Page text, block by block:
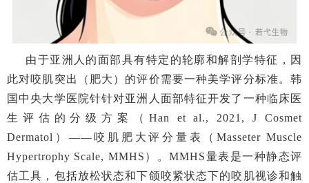
由于亚洲人的面部具有特定的轮廓和解剖学特征，因
此对咬肌突出（肥大）的评价需要一种美学评分标准。韩
国中央大学医院针针对亚洲人面部特征开发了一种临床医
生评估的分级方案（Han et al., 2021, J Cosmet
Dermatol）——咬肌肥大评分量表（Masseter Muscle
Hypertrophy Scale, MMHS）。MMHS量表是一种静态评
估工具，包括放松状态和下颌咬紧状态下的咬肌视诊和触